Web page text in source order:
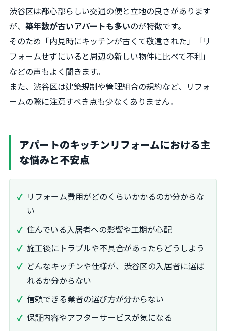
渋谷区は都心部らしい交通の便と立地の良さがあります
が、 築年数が古いアパートも多いのが特徴です。
そのため「内見時にキッチンが古くて敬遠された」「リ
フォームせずにいると周辺の新しい物件に比べて不利」
などの声もよく聞きます。
また、渋谷区は建築規制や管理組合の規約など、リフォ
ームの際に注意すべき点も少なくありません。
アパートのキッチンリフォームにおける主
な悩みと不安点
リフォーム費用がどのくらいかかるのか分からな
い
住んでいる入居者への影響や工期が心配
施工後にトラブルや不具合があったらどうしよう
どんなキッチンや仕様が、渋谷区の入居者に選ば
れるか分からない
信頼できる業者の選び方が分からない
保証内容やアフターサービスが気になる